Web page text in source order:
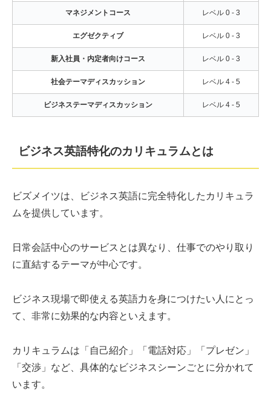
マネジメントコース レベル 0 - 3
エグゼクティブ レベル 0 - 3
新入社員・内定者向けコース レベル 0 - 3
社会テーマディスカッション レベル 4 - 5
ビジネステーマディスカッション レベル 4 - 5
ビジネス英語特化のカリキュラムとは
ビズメイツは、ビジネス英語に完全特化したカリキュラ
ムを提供しています。
日常会話中心のサービスとは異なり、仕事でのやり取り
に直結するテーマが中心です。
ビジネス現場で即使える英語力を身につけたい人にとっ
て、非常に効果的な内容といえます。
カリキュラムは「自己紹介」「電話対応」「プレゼン」
「交渉」など、具体的なビジネスシーンごとに分かれて
います。